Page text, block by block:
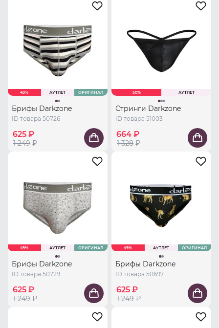
49% АУТЛЕТ ОРИГИНАЛ
Брифы Darkzone
ID товара 50726
625 ₽
1 249 ₽
50% АУТЛЕТ
Стринги Darkzone
ID товара 51003
664 ₽
1 328 ₽
49% АУТЛЕТ ОРИГИНАЛ
Брифы Darkzone
ID товара 50729
625 ₽
1 249 ₽
49% АУТЛЕТ ОРИГИНАЛ
Брифы Darkzone
ID товара 50697
625 ₽
1 249 ₽